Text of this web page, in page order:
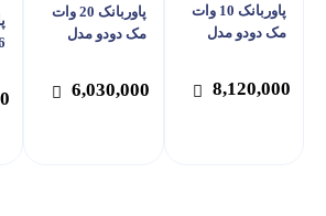
پاوربانک 10 وات
مک دودو مدل
ساعت
8,120,000
پاوربانک 20 وات
مک دودو مدل
ساعت
6,030,000